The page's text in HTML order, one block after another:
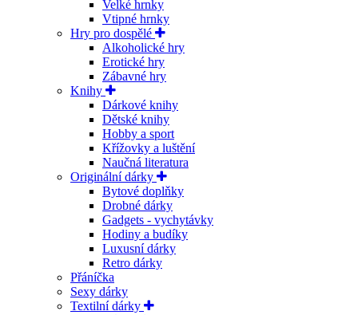
Velké hrnky
Vtipné hrnky
Hry pro dospělé
Alkoholické hry
Erotické hry
Zábavné hry
Knihy
Dárkové knihy
Dětské knihy
Hobby a sport
Křížovky a luštění
Naučná literatura
Originální dárky
Bytové doplňky
Drobné dárky
Gadgets - vychytávky
Hodiny a budíky
Luxusní dárky
Retro dárky
Přáníčka
Sexy dárky
Textilní dárky